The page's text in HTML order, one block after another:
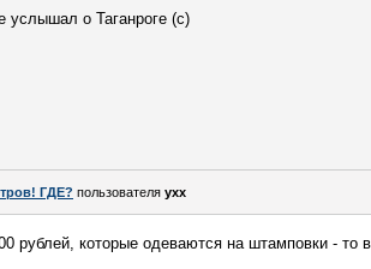
услышал о Таганроге (с)
ГДЕ? пользователя yxx
рублей, которые одеваются на штамповки - то